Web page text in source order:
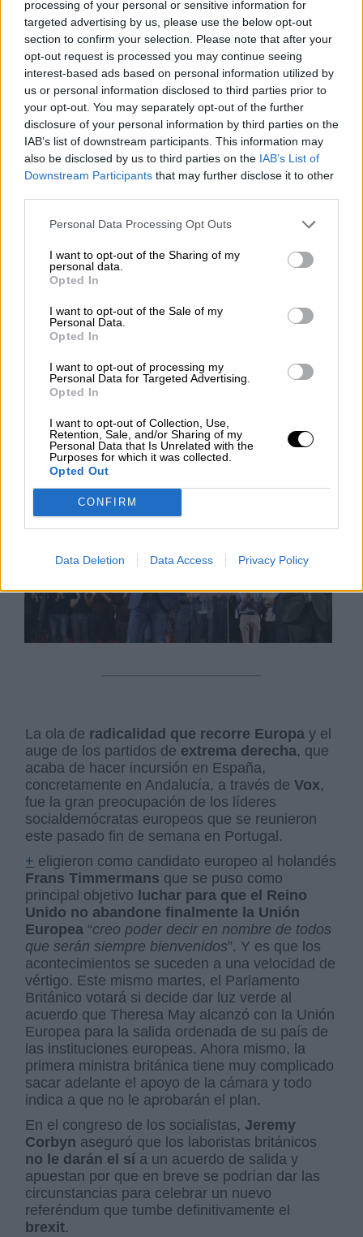
processing of your personal or sensitive information for
targeted advertising by us, please use the below opt-out
section to confirm your selection. Please note that after your
opt-out request is processed you may continue seeing
interest-based ads based on personal information utilized by
us or personal information disclosed to third parties prior to
your opt-out. You may separately opt-out of the further
disclosure of your personal information by third parties on the
IAB’s list of downstream participants. This information may
also be disclosed by us to third parties on the IAB’s List of
Downstream Participants that may further disclose it to other
Personal Data Processing Opt Outs
I want to opt-out of the Sharing of my
personal data.
Opted In
I want to opt-out of the Sale of my
Personal Data.
Opted In
I want to opt-out of processing my
Personal Data for Targeted Advertising.
Opted In
I want to opt-out of Collection, Use,
Retention, Sale, and/or Sharing of my
Personal Data that Is Unrelated with the
Purposes for which it was collected.
Opted Out
CONFIRM
Data Deletion Data Access Privacy Policy
NOTICIAS MAS VISTAS
LOCO MUNDO
la lucha contra el avance de la
extrema derecha
El presidente del Gobierno de España, Pedro
Sánchez, fue junto a su homólogo portugués, Antonio
socialistas europeos donde se puso a la cabeza del
liderazgo contra el avance de la extrema derecha. “No
tenemos que atenazarnos como consecuencia del
Lisboa este fin de semana.
Mas artículos del mismo autor/a
La ola de radicalidad que recorre Europa y el
auge de los partidos de extrema derecha, que
acaba de hacer incursión en España,
concretamente en Andalucía, a través deVox,
fue la gran preocupación de los líderes
socialdemócratas europeos que se reunieron
este pasado fin de semana en Portugal.
+ eligieron como candidato europeo al holandés
Frans Timmermans que se puso como
principal objetivo luchar para que el Reino
Unido no abandone finalmente la Unión
Europea “creo poder decir en nombre de todos
que serán siempre bienvenidos”. Y es que los
acontecimientos se suceden a una velocidad de
vértigo. Este mismo martes, el Parlamento
Británico votará si decide dar luz verde al
acuerdo que Theresa May alcanzó con la Unión
Europea para la salida ordenada de su país de
las instituciones europeas. Ahora mismo, la
primera ministra británica tiene muy complicado
sacar adelante el apoyo de la cámara y todo
indica a que no le aprobarán el plan.
En el congreso de los socialistas, Jeremy
Corbyn aseguró que los laboristas británicos
no le darán el sí a un acuerdo de salida y
apuestan por que en breve se podrían dar las
circunstancias para celebrar un nuevo
referéndum que tumbe definitivamente el
brexit.